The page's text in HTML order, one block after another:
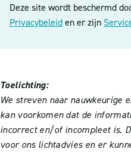
Deze site wordt beschermd
Privacybeleiden er zijn
Toelichting:
We streven naar nauwkeurige
kan voorkomen dat de
incorrect en/of incompleet is.
voor ons lichtadvies en er